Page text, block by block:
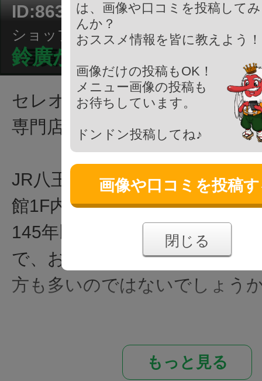
ID:863225
ショップ/弁当・そうざい屋
鈴廣かまぼこ
セレオ八王子内にある有名な
専門店です。
JR八王子駅の駅ビルであるセ
館1F内にある「鈴廣かまぼこ
145年以上とかなり老舗のかま
で、おせち料理等で食べた事
方も多いのではないでしょう
葵（いたわさ）にして食べた
もっと見る
は、画像や口コミを投稿して
んか？
おススメ情報を皆に教えよう
画像だけの投稿もOK！
メニュー画像の投稿も
お待ちしています。
ドンドン投稿してね♪
画像や口コミを投稿
閉じる